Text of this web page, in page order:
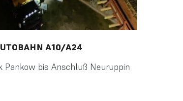
A10/A24
Pankow bis Anschluß Neuruppin